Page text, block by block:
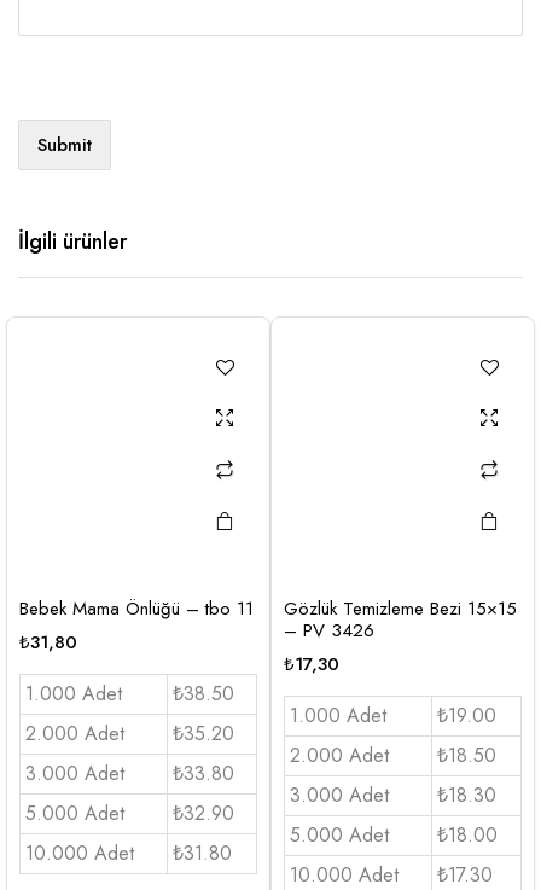
İlgili ürünler
Bebek Mama Önlüğü – tbo 11
₺31,80
1.000 Adet
₺38.50
2.000 Adet
₺35.20
3.000 Adet
₺33.80
5.000 Adet
₺32.90
10.000 Adet
₺31.80
Gözlük Temizleme Bezi 15×15
– PV 3426
₺17,30
1.000 Adet
₺19.00
2.000 Adet
₺18.50
3.000 Adet
₺18.30
5.000 Adet
₺18.00
10.000 Adet
₺17.30